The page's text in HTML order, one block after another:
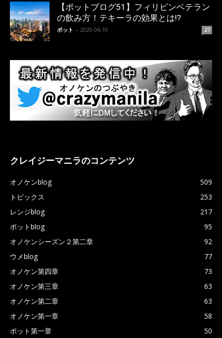
【ポットブログ51】フィリピンベテラン
の飲み方！テキーラの効果とは!?
ポット - 2020-06-10 27
クレイジーマニラのコンテンツ
オノケンblog
509
トピックス
253
レンジblog
217
ポットblog
95
オノケンシーズン２第二章
92
ウメblog
77
オノケン第四章
73
オノケン第三章
63
オノケン第二章
63
オノケン第一章
58
ポット第一章
50